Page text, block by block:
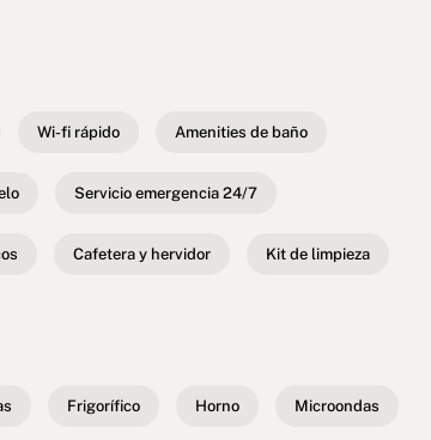
Wi-fi rápido Amenities de baño
Servicio emergencia 24/7
Cafetera y hervidor Kit de limpieza
Frigorífico Horno Microondas